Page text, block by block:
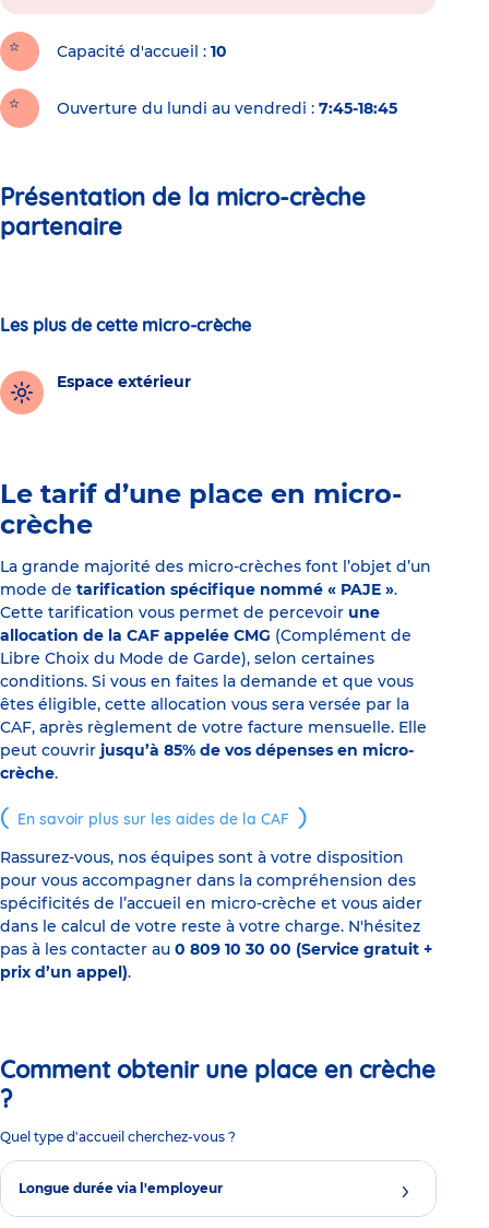
Capacité d'accueil 10
Ouverture du lundi au vendredi : 7:45-18:45
Présentation de la micro-crèche
partenaire
Les plus de cette micro-crèche
Espace extérieur
Le tarif d’une place en micro-
crèche
La grande majorité des micro-crèches font l’objet d’un
mode de tarification spécifique nommé « PAJE ».
Cette tarification vous permet de percevoir une
allocation de la CAF appelée CMG (Complément de
Libre Choix du Mode de Garde), selon certaines
conditions. Si vous en faites la demande et que vous
êtes éligible, cette allocation vous sera versée par la
CAF, après règlement de votre facture mensuelle. Elle
peut couvrir jusqu’à 85% de vos dépenses en micro-
crèche.
En savoir plus sur les aides de la CAF
Rassurez-vous, nos équipes sont à votre disposition
pour vous accompagner dans la compréhension des
spécificités de l’accueil en micro-crèche et vous aider
dans le calcul de votre reste à votre charge. N'hésitez
pas à les contacter au 0 809 10 30 00 (Service gratuit +
prix d’un appel).
Comment obtenir une place en crèche
?
Quel type d'accueil cherchez-vous ?
Longue durée via l'employeur